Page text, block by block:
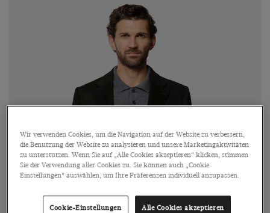
Wir verwenden Cookies, um die Navigation auf der Website zu verbessern,
die Benutzung der Website zu analysieren und unsere Marketingaktivitäten
zu unterstützen. Wenn Sie auf „Alle Cookies akzeptieren“ klicken, stimmen
Sie der Verwendung aller Cookies zu. Sie können auch „Cookie
Einstellungen“ auswählen, um Ihre Präferenzen individuell anzupassen.
Cookie-Einstellungen Alle Cookies akzeptieren